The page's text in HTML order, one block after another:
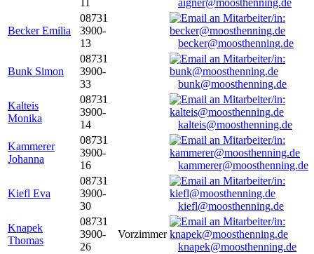
aigner@moosthenning.de
Becker Emilia
08731
3900-
13
becker@moosthenning.de
Bunk Simon
08731
3900-
33
bunk@moosthenning.de
Kalteis
Monika
08731
3900-
14
kalteis@moosthenning.de
Kammerer
Johanna
08731
3900-
16
kammerer@moosthenning.de
Kiefl Eva
08731
3900-
30
kiefl@moosthenning.de
Knapek
Thomas
08731
3900-
26
Vorzimmer
knapek@moosthenning.de